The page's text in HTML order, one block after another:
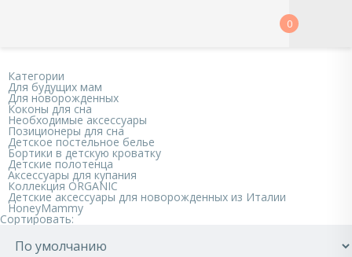
0
Категории
Для будущих мам
Для новорожденных
Коконы для сна
Необходимые аксессуары
Позиционеры для сна
Детское постельное белье
Бортики в детскую кроватку
Детские полотенца
Аксессуары для купания
Коллекция ORGANIC
Детские аксессуары для новорожденных из Италии
HoneyMammy
Сортировать: